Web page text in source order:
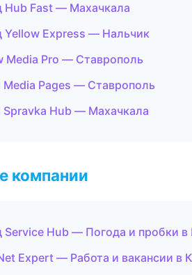
Hub Fast — Махачкала
Yellow Express — Нальчик
Media Pro — Ставрополь
Media Pages — Ставрополь
Spravka Hub — Махачкала
компании
Service Hub — Погода и пробки
Expert — Работа и вакансии в